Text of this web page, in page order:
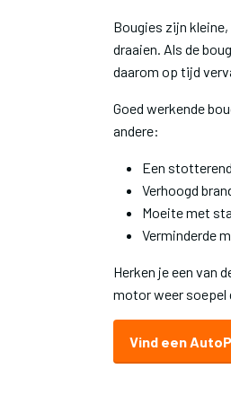
Bougies zijn
draaien. Als de
daarom op tijd
Goed werkende
andere:
Een
Verhoogd
Moeite met
Verminderde
Herken je een van
motor weer soepel
Vind een